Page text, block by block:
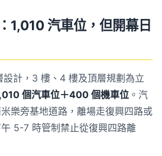
1,010 汽車位，但開幕日
計，3 樓、4 樓及頂層規劃為立
個汽車位＋400 個機車位 。汽
樂旁基地道路，離場走復興四路或
5-7 時管制禁止從復興四路離